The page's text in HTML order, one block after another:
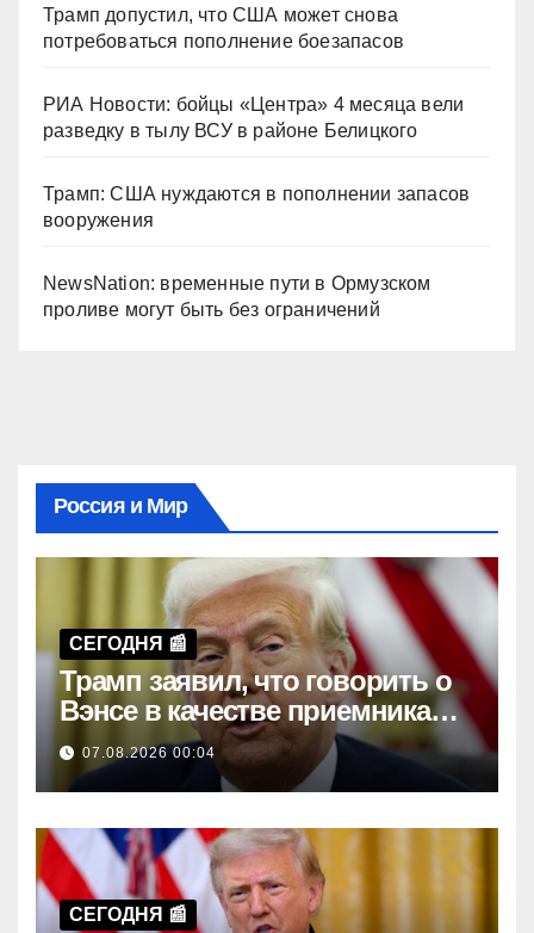
Трамп допустил, что США может снова
потребоваться пополнение боезапасов
РИА Новости: бойцы «Центра» 4 месяца вели
разведку в тылу ВСУ в районе Белицкого
Трамп: США нуждаются в пополнении запасов
вооружения
NewsNation: временные пути в Ормузском
проливе могут быть без ограничений
Россия и Мир
СЕГОДНЯ 📰
Трамп заявил, что говорить о
Вэнсе в качестве приемника
пока рано
07.08.2026 00:04
СЕГОДНЯ 📰